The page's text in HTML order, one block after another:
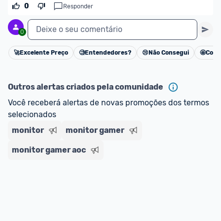
ou MercadoLíder Platinum.
E lembre-se:
você sempre pode contar ajuda da
comunidade para tirar dúvidas ou acionar os
nossos Admins marcando @admin em um
0 Responder
0 Deixe o seu comentário
Cancelar
🚀Excelente Preço 🧐Entendedores? 😢 Não Consegui 🤩
Outros alertas criados pela comunidade
Você receberá alertas de novas promoções dos termos
selecionados
monitor
monitor gamer
monitor gamer aoc